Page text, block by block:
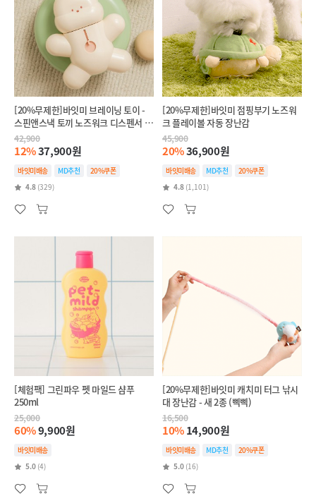
[20%무제한]바잇미 브레이닝 토이 -
스핀앤스낵 토끼 노즈워크 디스펜서 장
난감
42,900
12%37,900원
바잇미배송 MD추천
20%쿠폰
4.8 (329)
[20%무제한]바잇미 점핑부기 노즈워
크 플레이볼 자동 장난감
45,900
20%36,900원
바잇미배송 MD추천
20%쿠폰
4.8 (1,101)
[체험팩] 그린파우 펫 마일드 샴푸
250ml
25,000
60%9,900원
바잇미배송
5.0 (4)
[20%무제한]바잇미 캐치미 터그 낚시
대 장난감 - 새 2종 (삑삑)
16,500
10%14,900원
바잇미배송 MD추천
20%쿠폰
5.0 (16)